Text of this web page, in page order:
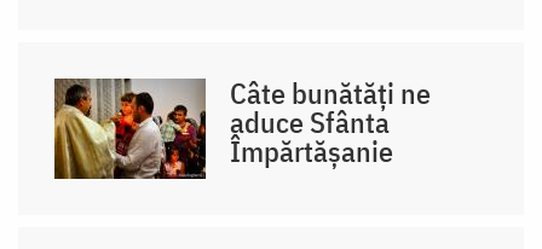
Câte bunătăți ne
aduce Sfânta
Împărtășanie